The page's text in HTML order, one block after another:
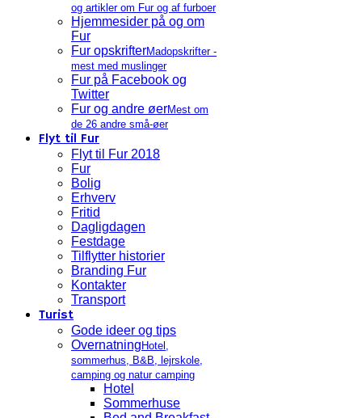
og artikler om Fur og af furboer
Hjemmesider på og om
Fur
Fur opskrifterMadopskrifter -
mest med muslinger
Fur på Facebook og
Twitter
Fur og andre øerMest om
de 26 andre små-øer
Flyt til Fur
Flyt til Fur 2018
Fur
Bolig
Erhverv
Fritid
Dagligdagen
Festdage
Tilflytter historier
Branding Fur
Kontakter
Transport
Turist
Gode ideer og tips
Overnatning Hotel,
sommerhus, B&B, lejrskole,
camping og natur camping
Hotel
Sommerhuse